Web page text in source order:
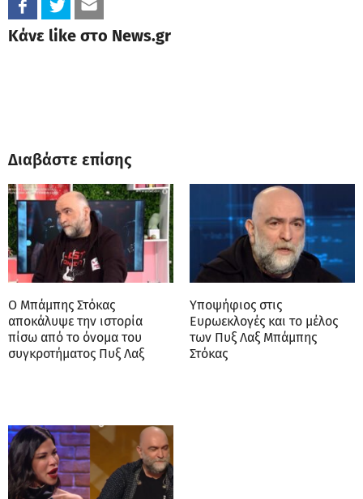
Κάνε like στο News.gr
Διαβάστε επίσης
Ο Μπάμπης Στόκας
αποκάλυψε την ιστορία
πίσω από το όνομα του
συγκροτήματος Πυξ Λαξ
Υποψήφιος στις
Ευρωεκλογές και το μέλος
των Πυξ Λαξ Μπάμπης
Στόκας